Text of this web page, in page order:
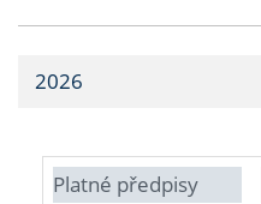
2026
Platné předpisy